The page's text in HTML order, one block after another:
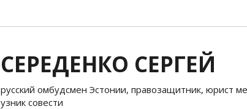
СЕРЕДЕНКО СЕРГЕЙ
русский омбудсмен Эстонии, правозащитник, юрист
узник совести